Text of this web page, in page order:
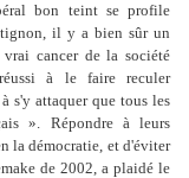
bon teint se profile
il y a bien sûr un
cancer de la société
à le faire reculer
s'y attaquer que tous les
». Répondre à leurs
la démocratie, et d'éviter
de 2002, a plaidé le